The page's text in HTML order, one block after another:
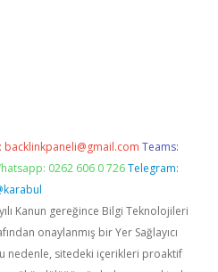
backlinkpaneli@gmail.com Teams:
0262 606 0 726 Telegram:
Kanun gereğince Bilgi Teknolojileri
onaylanmış bir Yer Sağlayıcı
nedenle, sitedeki içerikleri proaktif